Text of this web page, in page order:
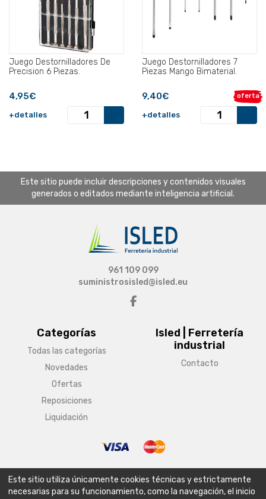
Juego Destornilladores De
Precision 6 Piezas.
4,95€
+detalles
Juego Destornilladores 7
Piezas Mango Bimaterial.
oferta
9,40€
+detalles
Este sitio puede incluir descripciones y contenidos visuales
generados o editados mediante inteligencia artificial.
Categorías
Todas las categorías
Novedades
Ofertas
Reposiciones
Liquidación
Isled | Ferretería
industrial
Contacto
961 109 099
suministrosisled@isled.eu
Aviso legal Condiciones generales de venta Política de envío
Este sitio utiliza únicamente cookies técnicas y estrictamente
necesarias para su funcionamiento, como la navegación, el inicio